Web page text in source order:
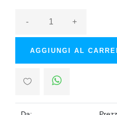
- +
AGGIUNGI AL